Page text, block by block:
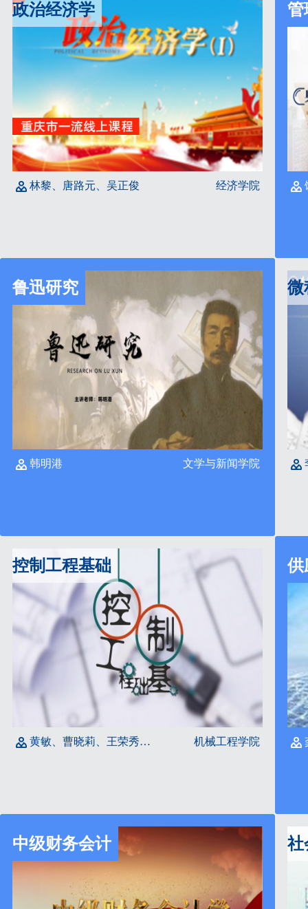
政治经济学
林黎、唐路元、吴正俊 经济学院
鲁迅研究
韩明港 文学与新闻学院
微
控制工程基础
黄敏、曹晓莉、王荣秀、周沛 机械工程学院
供
中级财务会计